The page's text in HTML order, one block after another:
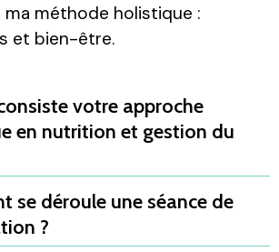
méthode holistique :
et bien-être.
votre approche
en nutrition et gestion du
se déroule une séance de
?